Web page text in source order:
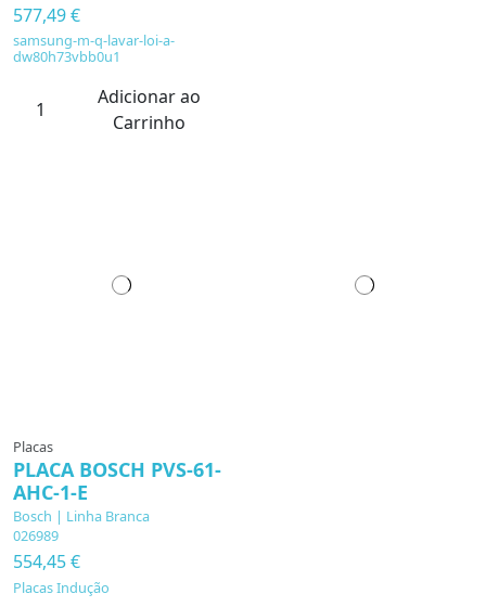
577,49 €
samsung-m-q-lavar-loi-a-
dw80h73vbb0u1
Adicionar ao
Carrinho
Placas
PLACA BOSCH PVS-61-
AHC-1-E
Bosch | Linha Branca
026989
554,45 €
Placas Indução